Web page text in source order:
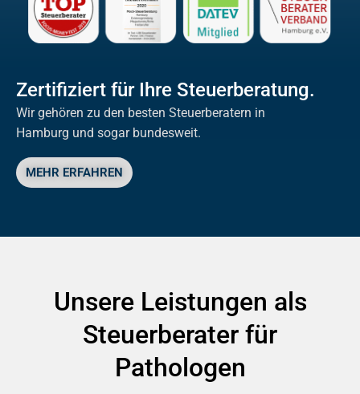
Zertifiziert für Ihre Steuerberatung.
Wir gehören zu den besten Steuerberatern in
Hamburg und sogar bundesweit.
MEHR ERFAHREN
Unsere Leistungen als
Steuerberater für
Pathologen